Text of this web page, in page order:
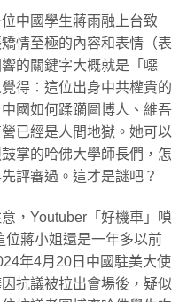
中國學生蔣雨融上台致
情至極的內容和表情（表
的關鍵字大概就是「噁
得：這位出身中共權貴的
國如何蹂躪圖博人、維吾
已經是人間地獄。她可以
掌的哈佛大學師長們，怎
評審過。這才是謎吧？
，Youtuber「好機車」嗩
位蔣小姐還是一年多以前
年4月20日中國駐美大使
抗議被拉出會場後，疑似